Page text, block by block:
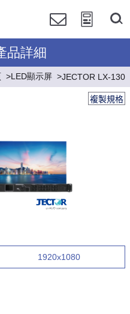
品詳細
LED顯示屏 JECTOR LX-130
複製規格
1920x1080